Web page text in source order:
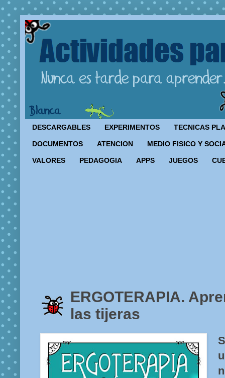
DESCARGABLES EXPERIMENTOS TECNICAS
DOCUMENTOS ATENCION MEDIO FISICO Y
VALORES PEDAGOGIA APPS JUEGOS
ERGOTERAPIA.
las tijeras